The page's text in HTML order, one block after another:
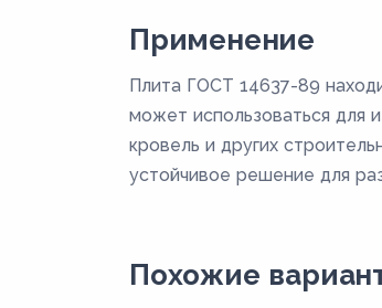
Применение
Плита ГОСТ 14637-89
может использоваться для
кровель и других
устойчивое решение для
Похожие